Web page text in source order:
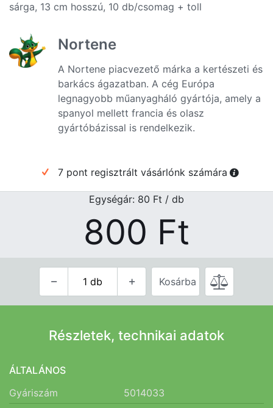
sárga, 13 cm hosszú, 10 db/csomag + toll
Nortene
A Nortene piacvezető márka a kertészeti és
barkács ágazatban. A cég Európa
legnagyobb műanyagháló gyártója, amely a
spanyol mellett francia és olasz
gyártóbázissal is rendelkezik.
7 pont regisztrált vásárlónk számára
Egységár: 80 Ft / db
800 Ft
Kosárba
Részletek, technikai adatok
ÁLTALÁNOS
Gyáriszám
5014033